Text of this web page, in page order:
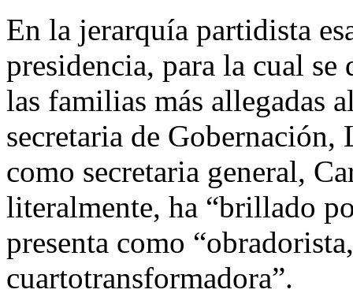
En la jerarquía partidista
presidencia, para la cual
las familias más allegadas
secretaria de
como secretaria general,
literalmente, ha “brillado
presenta como
cuartotransformadora”.